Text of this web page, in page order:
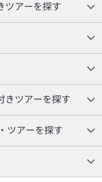
ツアーを探す
きツアーを探す
ツアーを探す